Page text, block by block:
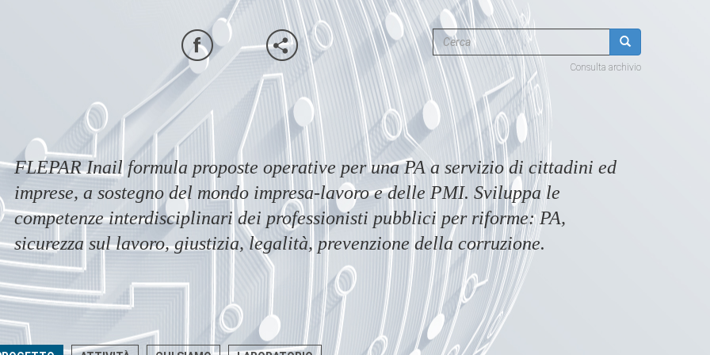
Form
di
ricerca
Cerca Consulta archivio
FLEPAR Inail formula proposte operative per una PA a servizio di cittadini ed
imprese, a sostegno del mondo impresa-lavoro e delle PMI. Sviluppa le
competenze interdisciplinari dei professionisti pubblici per riforme: PA,
sicurezza sul lavoro, giustizia, legalità, prevenzione della corruzione.